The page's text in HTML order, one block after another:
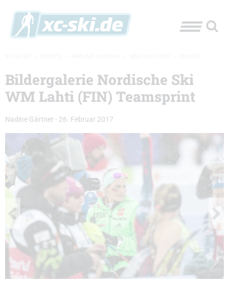
Bildergalerie Nordische Ski
WM Lahti (FIN) Teamsprint
Nadine Gärtner - 26. Februar 2017